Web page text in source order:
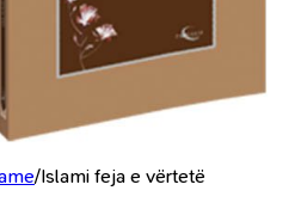
/Islami feja e vërtetë